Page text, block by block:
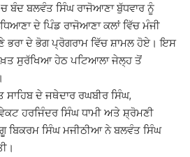
ਬੰਦ ਬਲਵੰਤ ਸਿੰਘ ਰਾਜੋਆਣਾ ਬੁੱਧਵਾਰ ਨੂੰ
ਦੇ ਪਿੰਡ ਰਾਜੋਆਣਾ ਕਲਾਂ ਵਿੱਚ ਮੰਜੀ
ਦੇ ਭੋਗ ਪ੍ਰੋਗਰਾਮ ਵਿੱਚ ਸ਼ਾਮਲ ਹੋਏ। ਇਸ
ਸੁਰੱਖਿਆ ਹੇਠ ਪਟਿਆਲਾ ਜੇਲ੍ਹ ਤੋਂ
ਦੇ ਜਥੇਦਾਰ ਰਘਬੀਰ ਸਿੰਘ,
ਹਰਜਿੰਦਰ ਸਿੰਘ ਧਾਮੀ ਅਤੇ ਸ਼੍ਰੋਮਣੀ
ਬਿਕਰਮ ਸਿੰਘ ਮਜੀਠੀਆ ਨੇ ਬਲਵੰਤ ਸਿੰਘ